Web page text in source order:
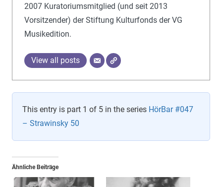
2007 Kuratoriumsmitglied (und seit 2013
Vorsitzender) der Stiftung Kulturfonds der VG
Musikedition.
View all posts
This entry is part 1 of 5 in the series HörBar #047
– Strawinsky 50
Ähnliche Beiträge